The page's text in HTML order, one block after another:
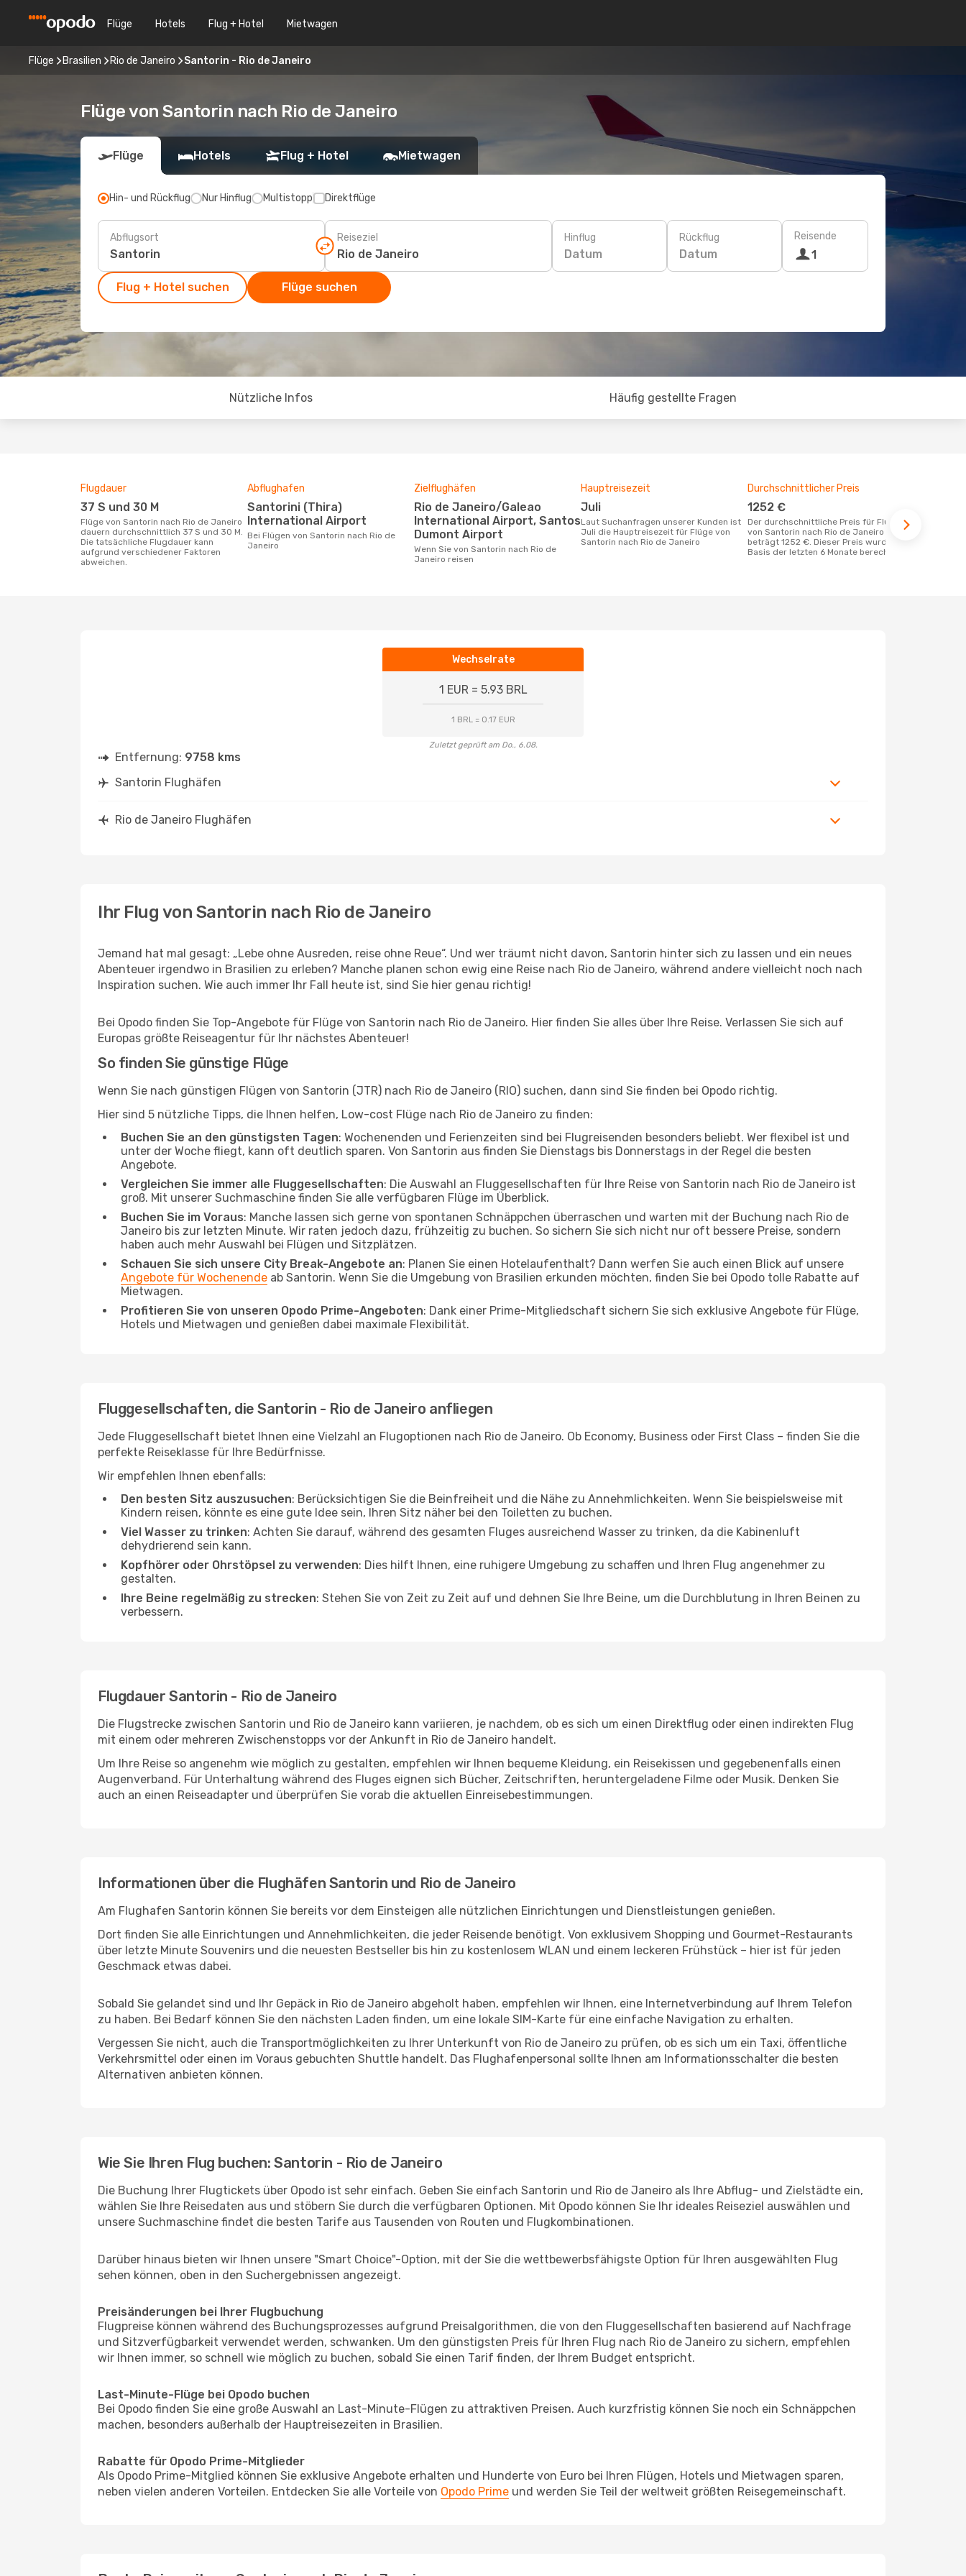
Flüge Hotels Flug + Hotel Mietwagen
Flüge Brasilien Rio de Janeiro Santorin - Rio de Janeiro
Flüge von Santorin nach Rio de Janeiro
Flüge Hotels Flug + Hotel Mietwagen
Hin- und Rückflug Nur Hinflug Multistopp Direktflüge
Abflugsort Reiseziel Hinflug
Datum
Rückflug
Datum
Reisende
1
Flug + Hotel suchen Flüge suchen
Nützliche Infos Häufig gestellte Fragen
Flugdauer
37 S und 30 M
Flüge von Santorin nach Rio de Janeiro
dauern durchschnittlich 37 S und 30 M.
Die tatsächliche Flugdauer kann
aufgrund verschiedener Faktoren
abweichen.
Abflughafen
Santorini (Thira)
International Airport
Bei Flügen von Santorin nach Rio de
Janeiro
Zielflughäfen
Rio de Janeiro/Galeao
International Airport, Santos
Dumont Airport
Wenn Sie von Santorin nach Rio de
Janeiro reisen
Hauptreisezeit
Juli
Laut Suchanfragen unserer Kunden ist
Juli die Hauptreisezeit für Flüge von
Santorin nach Rio de Janeiro
Durchschnittlicher Preis
1252 €
Der durchschnittliche Preis für Flüge
von Santorin nach Rio de Janeiro
beträgt 1252 €. Dieser Preis wurde auf
Basis der letzten 6 Monate berechnet.
Wechselrate
1 EUR = 5.93 BRL
1 BRL = 0.17 EUR
Zuletzt geprüft am Do., 6.08.
Entfernung: 9758 kms
Santorin Flughäfen
Rio de Janeiro Flughäfen
Ihr Flug von Santorin nach Rio de Janeiro
Jemand hat mal gesagt: „Lebe ohne Ausreden, reise ohne Reue“. Und wer träumt nicht davon, Santorin hinter sich zu lassen und ein neues
Abenteuer irgendwo in Brasilien zu erleben? Manche planen schon ewig eine Reise nach Rio de Janeiro, während andere vielleicht noch nach
Inspiration suchen. Wie auch immer Ihr Fall heute ist, sind Sie hier genau richtig!
Bei Opodo finden Sie Top-Angebote für Flüge von Santorin nach Rio de Janeiro. Hier finden Sie alles über Ihre Reise. Verlassen Sie sich auf
Europas größte Reiseagentur für Ihr nächstes Abenteuer!
So finden Sie günstige Flüge
Wenn Sie nach günstigen Flügen von Santorin (JTR) nach Rio de Janeiro (RIO) suchen, dann sind Sie finden bei Opodo richtig.
Hier sind 5 nützliche Tipps, die Ihnen helfen, Low-cost Flüge nach Rio de Janeiro zu finden:
Buchen Sie an den günstigsten Tagen: Wochenenden und Ferienzeiten sind bei Flugreisenden besonders beliebt. Wer flexibel ist und
unter der Woche fliegt, kann oft deutlich sparen. Von Santorin aus finden Sie Dienstags bis Donnerstags in der Regel die besten
Angebote.
Vergleichen Sie immer alle Fluggesellschaften: Die Auswahl an Fluggesellschaften für Ihre Reise von Santorin nach Rio de Janeiro ist
groß. Mit unserer Suchmaschine finden Sie alle verfügbaren Flüge im Überblick.
Buchen Sie im Voraus: Manche lassen sich gerne von spontanen Schnäppchen überraschen und warten mit der Buchung nach Rio de
Janeiro bis zur letzten Minute. Wir raten jedoch dazu, frühzeitig zu buchen. So sichern Sie sich nicht nur oft bessere Preise, sondern
haben auch mehr Auswahl bei Flügen und Sitzplätzen.
Schauen Sie sich unsere City Break-Angebote an: Planen Sie einen Hotelaufenthalt? Dann werfen Sie auch einen Blick auf unsere
Angebote für Wochenende ab Santorin. Wenn Sie die Umgebung von Brasilien erkunden möchten, finden Sie bei Opodo tolle Rabatte auf
Mietwagen.
Profitieren Sie von unseren Opodo Prime-Angeboten: Dank einer Prime-Mitgliedschaft sichern Sie sich exklusive Angebote für Flüge,
Hotels und Mietwagen und genießen dabei maximale Flexibilität.
Fluggesellschaften, die Santorin - Rio de Janeiro anfliegen
Jede Fluggesellschaft bietet Ihnen eine Vielzahl an Flugoptionen nach Rio de Janeiro. Ob Economy, Business oder First Class – finden Sie die
perfekte Reiseklasse für Ihre Bedürfnisse.
Wir empfehlen Ihnen ebenfalls:
Den besten Sitz auszusuchen: Berücksichtigen Sie die Beinfreiheit und die Nähe zu Annehmlichkeiten. Wenn Sie beispielsweise mit
Kindern reisen, könnte es eine gute Idee sein, Ihren Sitz näher bei den Toiletten zu buchen.
Viel Wasser zu trinken: Achten Sie darauf, während des gesamten Fluges ausreichend Wasser zu trinken, da die Kabinenluft
dehydrierend sein kann.
Kopfhörer oder Ohrstöpsel zu verwenden: Dies hilft Ihnen, eine ruhigere Umgebung zu schaffen und Ihren Flug angenehmer zu
gestalten.
Ihre Beine regelmäßig zu strecken: Stehen Sie von Zeit zu Zeit auf und dehnen Sie Ihre Beine, um die Durchblutung in Ihren Beinen zu
verbessern.
Flugdauer Santorin - Rio de Janeiro
Die Flugstrecke zwischen Santorin und Rio de Janeiro kann variieren, je nachdem, ob es sich um einen Direktflug oder einen indirekten Flug
mit einem oder mehreren Zwischenstopps vor der Ankunft in Rio de Janeiro handelt.
Um Ihre Reise so angenehm wie möglich zu gestalten, empfehlen wir Ihnen bequeme Kleidung, ein Reisekissen und gegebenenfalls einen
Augenverband. Für Unterhaltung während des Fluges eignen sich Bücher, Zeitschriften, heruntergeladene Filme oder Musik. Denken Sie
auch an einen Reiseadapter und überprüfen Sie vorab die aktuellen Einreisebestimmungen.
Informationen über die Flughäfen Santorin und Rio de Janeiro
Am Flughafen Santorin können Sie bereits vor dem Einsteigen alle nützlichen Einrichtungen und Dienstleistungen genießen.
Dort finden Sie alle Einrichtungen und Annehmlichkeiten, die jeder Reisende benötigt. Von exklusivem Shopping und Gourmet-Restaurants
über letzte Minute Souvenirs und die neuesten Bestseller bis hin zu kostenlosem WLAN und einem leckeren Frühstück – hier ist für jeden
Geschmack etwas dabei.
Sobald Sie gelandet sind und Ihr Gepäck in Rio de Janeiro abgeholt haben, empfehlen wir Ihnen, eine Internetverbindung auf Ihrem Telefon
zu haben. Bei Bedarf können Sie den nächsten Laden finden, um eine lokale SIM-Karte für eine einfache Navigation zu erhalten.
Vergessen Sie nicht, auch die Transportmöglichkeiten zu Ihrer Unterkunft von Rio de Janeiro zu prüfen, ob es sich um ein Taxi, öffentliche
Verkehrsmittel oder einen im Voraus gebuchten Shuttle handelt. Das Flughafenpersonal sollte Ihnen am Informationsschalter die besten
Alternativen anbieten können.
Wie Sie Ihren Flug buchen: Santorin - Rio de Janeiro
Die Buchung Ihrer Flugtickets über Opodo ist sehr einfach. Geben Sie einfach Santorin und Rio de Janeiro als Ihre Abflug- und Zielstädte ein,
wählen Sie Ihre Reisedaten aus und stöbern Sie durch die verfügbaren Optionen. Mit Opodo können Sie Ihr ideales Reiseziel auswählen und
unsere Suchmaschine findet die besten Tarife aus Tausenden von Routen und Flugkombinationen.
Darüber hinaus bieten wir Ihnen unsere "Smart Choice"-Option, mit der Sie die wettbewerbsfähigste Option für Ihren ausgewählten Flug
sehen können, oben in den Suchergebnissen angezeigt.
Preisänderungen bei Ihrer Flugbuchung
Flugpreise können während des Buchungsprozesses aufgrund Preisalgorithmen, die von den Fluggesellschaften basierend auf Nachfrage
und Sitzverfügbarkeit verwendet werden, schwanken. Um den günstigsten Preis für Ihren Flug nach Rio de Janeiro zu sichern, empfehlen
wir Ihnen immer, so schnell wie möglich zu buchen, sobald Sie einen Tarif finden, der Ihrem Budget entspricht.
Last-Minute-Flüge bei Opodo buchen
Bei Opodo finden Sie eine große Auswahl an Last-Minute-Flügen zu attraktiven Preisen. Auch kurzfristig können Sie noch ein Schnäppchen
machen, besonders außerhalb der Hauptreisezeiten in Brasilien.
Rabatte für Opodo Prime-Mitglieder
Als Opodo Prime-Mitglied können Sie exklusive Angebote erhalten und Hunderte von Euro bei Ihren Flügen, Hotels und Mietwagen sparen,
neben vielen anderen Vorteilen. Entdecken Sie alle Vorteile von Opodo Prime und werden Sie Teil der weltweit größten Reisegemeinschaft.